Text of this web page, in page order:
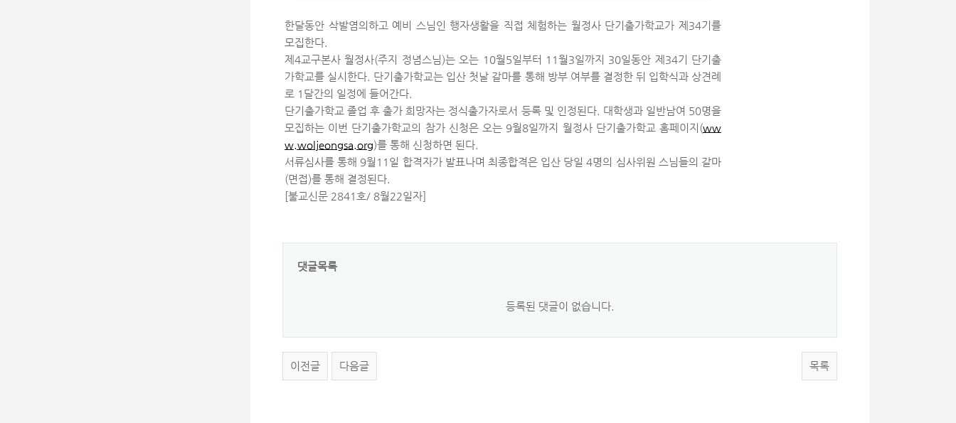
한달동안 삭발염의하고 예비 스님인 행자생활을 직접 체험하는 월정사 단기출가학교가 제34기를
모집한다.
제4교구본사 월정사(주지 정념스님)는 오는 10월5일부터 11월3일까지 30일동안 제34기 단기출
가학교를 실시한다. 단기출가학교는 입산 첫날 갈마를 통해 방부 여부를 결정한 뒤 입학식과 상견례
로 1달간의 일정에 들어간다.
단기출가학교 졸업 후 출가 희망자는 정식출가자로서 등록 및 인정된다. 대학생과 일반남여 50명을
모집하는 이번 단기출가학교의 참가 신청은 오는 9월8일까지 월정사 단기출가학교 홈페이지(ww
w.woljeongsa.org)를 통해 신청하면 된다.
서류심사를 통해 9월11일 합격자가 발표나며 최종합격은 입산 당일 4명의 심사위원 스님들의 갈마
(면접)를 통해 결정된다.
[불교신문 2841호/ 8월22일자]
댓글목록
등록된 댓글이 없습니다.
이전글 다음글 목록